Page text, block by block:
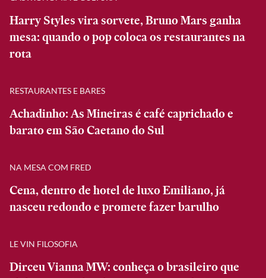
Harry Styles vira sorvete, Bruno Mars ganha
mesa: quando o pop coloca os restaurantes na
rota
RESTAURANTES E BARES
Achadinho: As Mineiras é café caprichado e
barato em São Caetano do Sul
NA MESA COM FRED
Cena, dentro de hotel de luxo Emiliano, já
nasceu redondo e promete fazer barulho
LE VIN FILOSOFIA
Dirceu Vianna MW: conheça o brasileiro que